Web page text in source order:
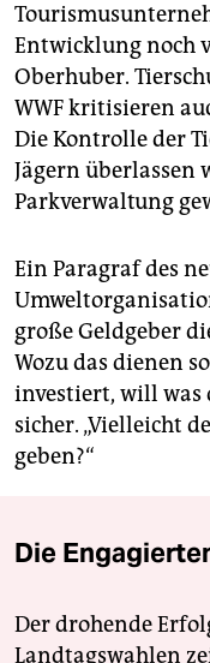
Entwicklung noch
Oberhuber.
WWF kritisieren
Die Kontrolle der
Jägern überlassen
Parkverwaltung
Ein Paragraf des
große Geldgeber
Wozu das dienen
investiert, will was
sicher. „Vielleicht
geben?“
Die
Der drohende
Landtagswahlen